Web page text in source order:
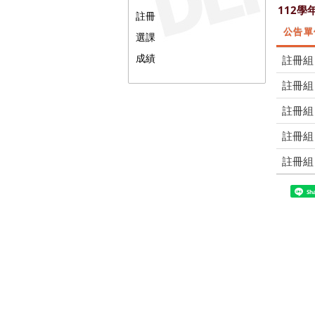
註冊
選課
成績
112學
公告
註冊組
註冊組
註冊組
註冊組
註冊組